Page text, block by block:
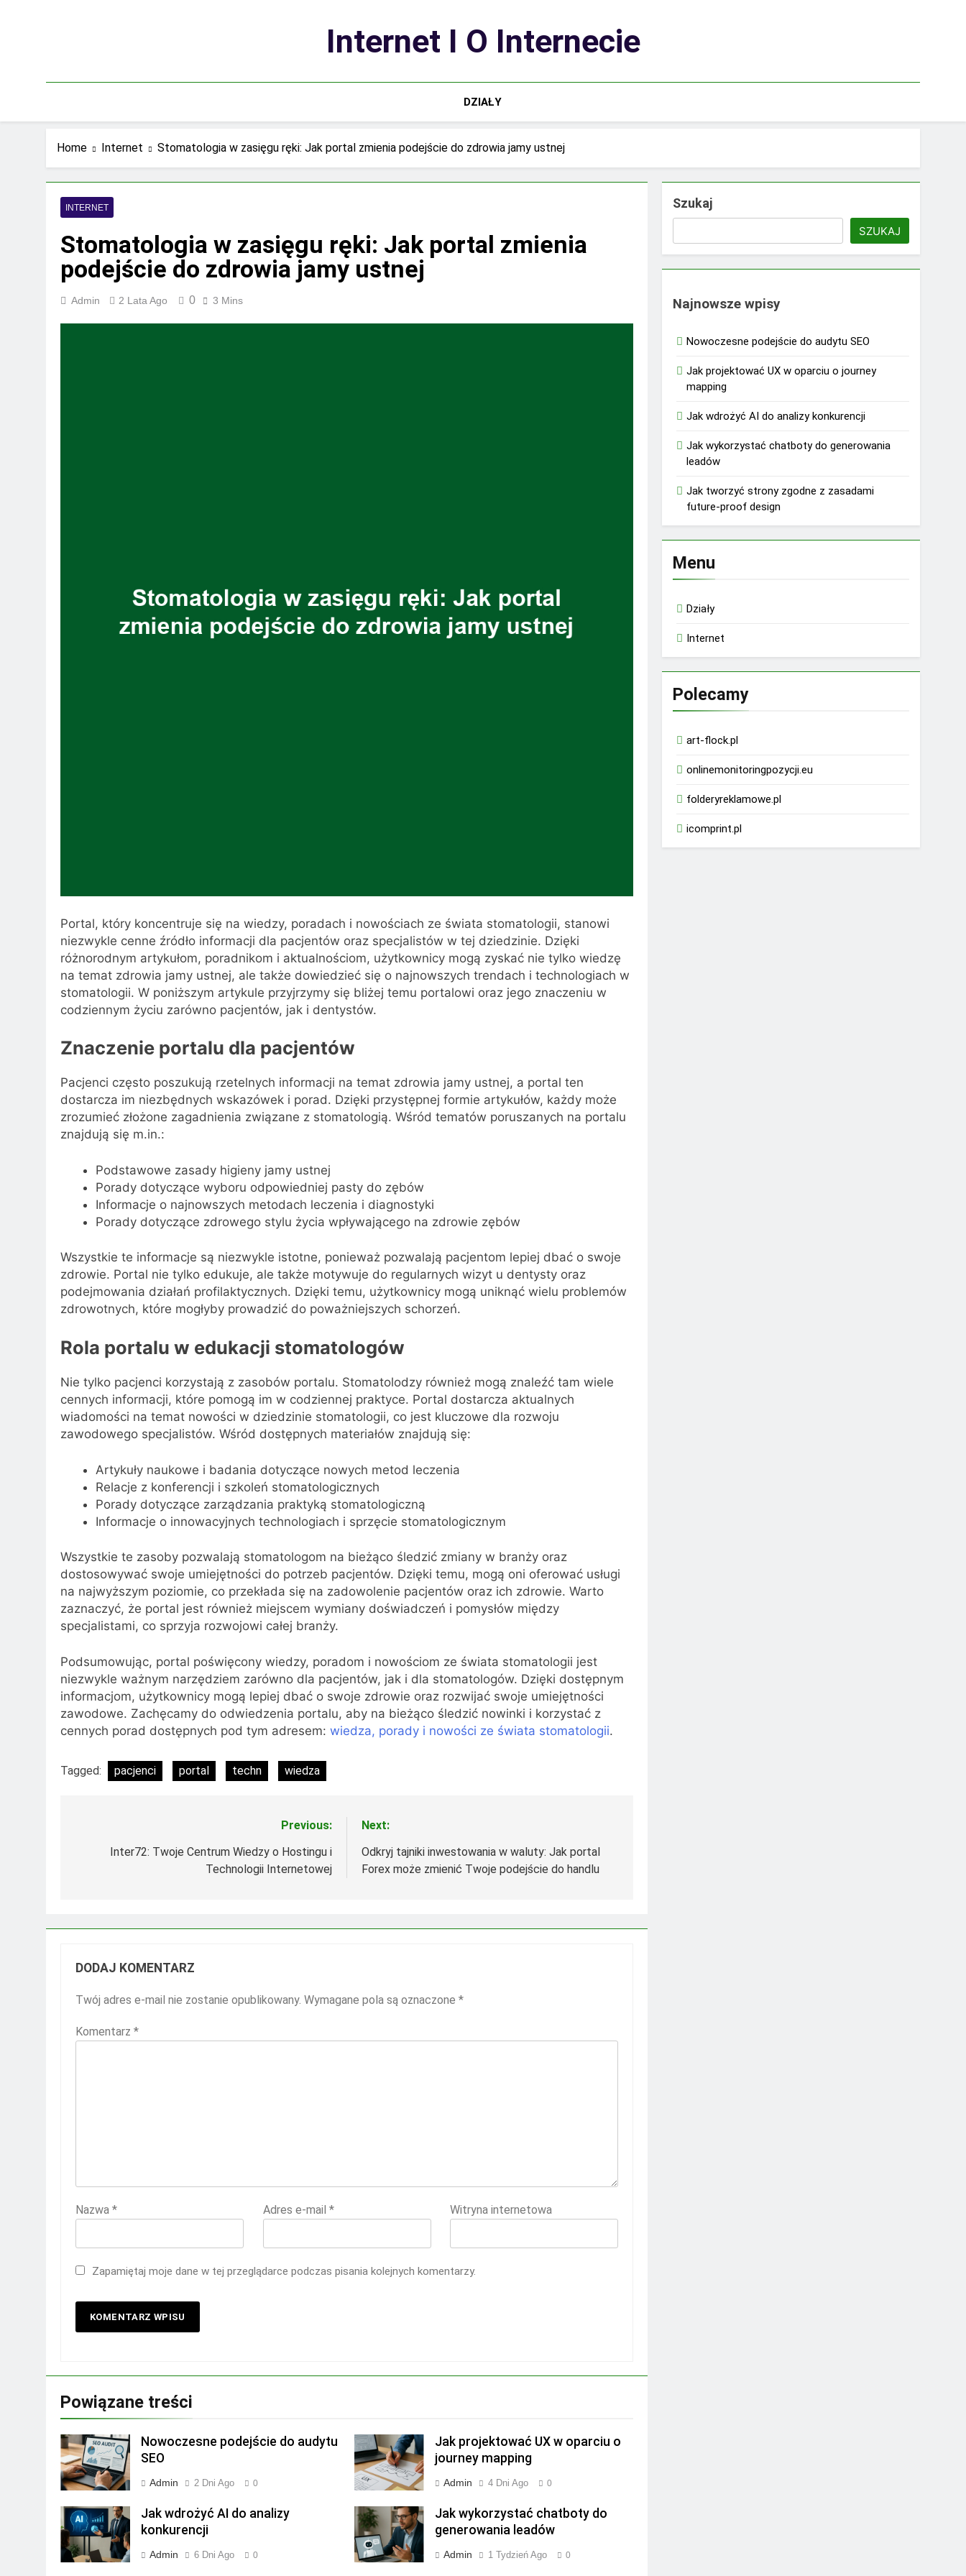
Internet I O Internecie
DZIAŁY
Home Internet Stomatologia w zasięgu ręki: Jak portal zmienia podejście do zdrowia jamy ustnej
INTERNET
Stomatologia w zasięgu ręki: Jak portal zmienia
podejście do zdrowia jamy ustnej
Admin 2 Lata Ago 0 3 Mins
Portal, który koncentruje się na wiedzy, poradach i nowościach ze świata stomatologii, stanowi
niezwykle cenne źródło informacji dla pacjentów oraz specjalistów w tej dziedzinie. Dzięki
różnorodnym artykułom, poradnikom i aktualnościom, użytkownicy mogą zyskać nie tylko wiedzę
na temat zdrowia jamy ustnej, ale także dowiedzieć się o najnowszych trendach i technologiach w
stomatologii. W poniższym artykule przyjrzymy się bliżej temu portalowi oraz jego znaczeniu w
codziennym życiu zarówno pacjentów, jak i dentystów.
Znaczenie portalu dla pacjentów
Pacjenci często poszukują rzetelnych informacji na temat zdrowia jamy ustnej, a portal ten
dostarcza im niezbędnych wskazówek i porad. Dzięki przystępnej formie artykułów, każdy może
zrozumieć złożone zagadnienia związane z stomatologią. Wśród tematów poruszanych na portalu
znajdują się m.in.:
Podstawowe zasady higieny jamy ustnej
Porady dotyczące wyboru odpowiedniej pasty do zębów
Informacje o najnowszych metodach leczenia i diagnostyki
Porady dotyczące zdrowego stylu życia wpływającego na zdrowie zębów
Wszystkie te informacje są niezwykle istotne, ponieważ pozwalają pacjentom lepiej dbać o swoje
zdrowie. Portal nie tylko edukuje, ale także motywuje do regularnych wizyt u dentysty oraz
podejmowania działań profilaktycznych. Dzięki temu, użytkownicy mogą uniknąć wielu problemów
zdrowotnych, które mogłyby prowadzić do poważniejszych schorzeń.
Rola portalu w edukacji stomatologów
Nie tylko pacjenci korzystają z zasobów portalu. Stomatolodzy również mogą znaleźć tam wiele
cennych informacji, które pomogą im w codziennej praktyce. Portal dostarcza aktualnych
wiadomości na temat nowości w dziedzinie stomatologii, co jest kluczowe dla rozwoju
zawodowego specjalistów. Wśród dostępnych materiałów znajdują się:
Artykuły naukowe i badania dotyczące nowych metod leczenia
Relacje z konferencji i szkoleń stomatologicznych
Porady dotyczące zarządzania praktyką stomatologiczną
Informacje o innowacyjnych technologiach i sprzęcie stomatologicznym
Wszystkie te zasoby pozwalają stomatologom na bieżąco śledzić zmiany w branży oraz
dostosowywać swoje umiejętności do potrzeb pacjentów. Dzięki temu, mogą oni oferować usługi
na najwyższym poziomie, co przekłada się na zadowolenie pacjentów oraz ich zdrowie. Warto
zaznaczyć, że portal jest również miejscem wymiany doświadczeń i pomysłów między
specjalistami, co sprzyja rozwojowi całej branży.
Podsumowując, portal poświęcony wiedzy, poradom i nowościom ze świata stomatologii jest
niezwykle ważnym narzędziem zarówno dla pacjentów, jak i dla stomatologów. Dzięki dostępnym
informacjom, użytkownicy mogą lepiej dbać o swoje zdrowie oraz rozwijać swoje umiejętności
zawodowe. Zachęcamy do odwiedzenia portalu, aby na bieżąco śledzić nowinki i korzystać z
cennych porad dostępnych pod tym adresem: wiedza, porady i nowości ze świata stomatologii.
Tagged: pacjenci portal techn wiedza
wpisu
Previous:
Inter72: Twoje Centrum Wiedzy o Hostingu i
Technologii Internetowej
Next:
Odkryj tajniki inwestowania w waluty: Jak portal
Forex może zmienić Twoje podejście do handlu
DODAJ KOMENTARZ
Twój adres e-mail nie zostanie opublikowany. Wymagane pola są oznaczone *
Komentarz *
Nazwa * Adres e-mail * Witryna internetowa
Zapamiętaj moje dane w tej przeglądarce podczas pisania kolejnych komentarzy.
Powiązane treści
Nowoczesne podejście do audytu
SEO
Admin 2 Dni Ago 0
Jak projektować UX w oparciu o
journey mapping
Admin 4 Dni Ago 0
Jak wdrożyć AI do analizy
konkurencji
Admin 6 Dni Ago 0
Jak wykorzystać chatboty do
generowania leadów
Admin 1 Tydzień Ago 0
Szukaj
SZUKAJ
Najnowsze wpisy
Nowoczesne podejście do audytu SEO
Jak projektować UX w oparciu o journey
mapping
Jak wdrożyć AI do analizy konkurencji
Jak wykorzystać chatboty do generowania
leadów
Jak tworzyć strony zgodne z zasadami
future-proof design
Menu
Działy
Internet
Polecamy
art-flock.pl
onlinemonitoringpozycji.eu
folderyreklamowe.pl
icomprint.pl